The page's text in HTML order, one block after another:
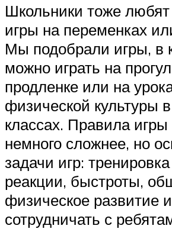
Школьники тоже любят
игры на переменках
Мы подобрали игры, в
можно играть на
продленке или на
физической культуры
классах. Правила игры
немного сложнее, но
задачи игр:
реакции, быстроты,
физическое развитие
сотрудничать с